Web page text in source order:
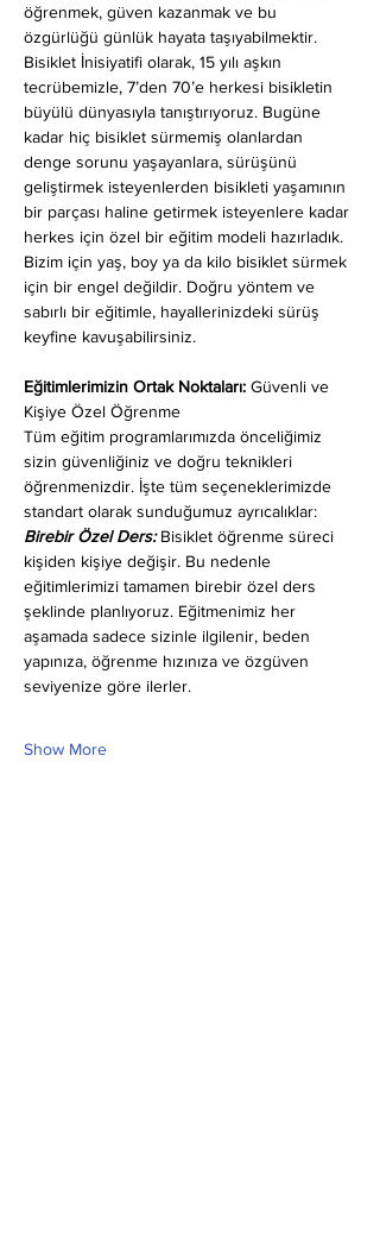
öğrenmek, güven kazanmak ve bu
özgürlüğü günlük hayata taşıyabilmektir.
Bisiklet İnisiyatifi olarak, 15 yılı aşkın
tecrübemizle, 7’den 70’e herkesi bisikletin
büyülü dünyasıyla tanıştırıyoruz. Bugüne
kadar hiç bisiklet sürmemiş olanlardan
denge sorunu yaşayanlara, sürüşünü
geliştirmek isteyenlerden bisikleti yaşamının
bir parçası haline getirmek isteyenlere kadar
herkes için özel bir eğitim modeli hazırladık.
Bizim için yaş, boy ya da kilo bisiklet sürmek
için bir engel değildir. Doğru yöntem ve
sabırlı bir eğitimle, hayallerinizdeki sürüş
keyfine kavuşabilirsiniz.
Eğitimlerimizin Ortak Noktaları: Güvenli ve
Kişiye Özel Öğrenme
Tüm eğitim programlarımızda önceliğimiz
sizin güvenliğiniz ve doğru teknikleri
öğrenmenizdir. İşte tüm seçeneklerimizde
standart olarak sunduğumuz ayrıcalıklar:
Birebir Özel Ders: Bisiklet öğrenme süreci
kişiden kişiye değişir. Bu nedenle
eğitimlerimizi tamamen birebir özel ders
şeklinde planlıyoruz. Eğitmenimiz her
aşamada sadece sizinle ilgilenir, beden
yapınıza, öğrenme hızınıza ve özgüven
seviyenize göre ilerler.
Show More